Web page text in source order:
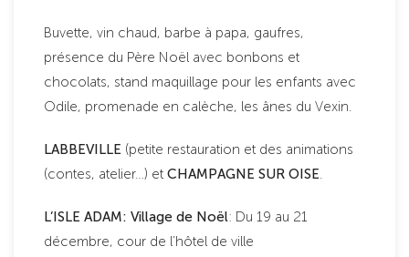
Buvette, vin chaud, barbe à papa, gaufres,
présence du Père Noël avec bonbons et
chocolats, stand maquillage pour les enfants avec
Odile, promenade en calèche, les ânes du Vexin.
LABBEVILLE (petite restauration et des animations
(contes, atelier…) et CHAMPAGNE SUR OISE.
L’ISLE ADAM: Village de Noël: Du 19 au 21
décembre, cour de l’hôtel de ville